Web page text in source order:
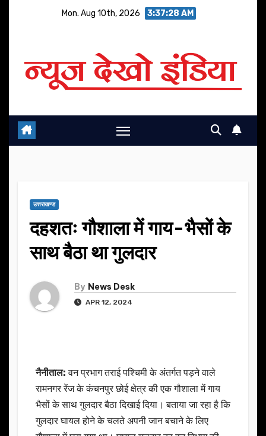
Mon. Aug 10th, 2026 3:37:29 AM
उत्तराखण्ड
दहशतः गौशाला में गाय-भैसों के
साथ बैठा था गुलदार
By News Desk
APR 12, 2024
नैनीताल: वन प्रभाग तराई पश्चिमी के अंतर्गत पड़ने वाले
रामनगर रेंज के कंचनपुर छोई क्षेत्र की एक गौशाला में गाय
भैसों के साथ गुलदार बैठा दिखाई दिया। बताया जा रहा है कि
गुलदार घायल होने के चलते अपनी जान बचाने के लिए